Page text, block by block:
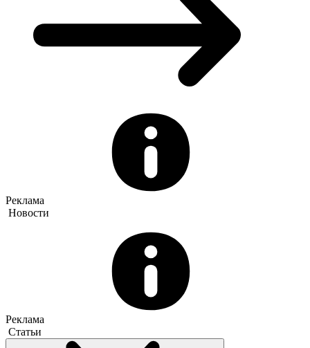
Реклама
Новости
Реклама
Статьи